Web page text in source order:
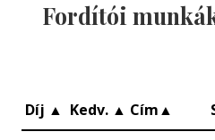
Fordítói
Díj ▲ Kedv. ▲ Cím▲